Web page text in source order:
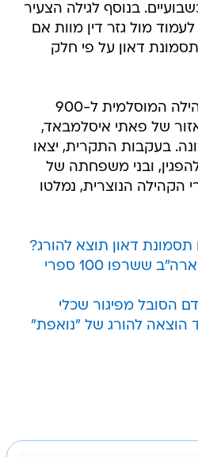
בנוסף לגילה הצעיר
מול גזר דין מוות אם
דאון על פי חלק
מערכת היחסים בין הקהילה המוסלמית ל-900
של פאתי איסלמבאד,
בעקבות התקרית, יצאו
ובני משפחתה של
הקהילה הנוצרית, נמלטו
"עונש משמעתי" לחיילי ארה"ב ששרפו 100 ספרי
הסובל מפיגור שכלי
הוצאה להורג של "נואפת"